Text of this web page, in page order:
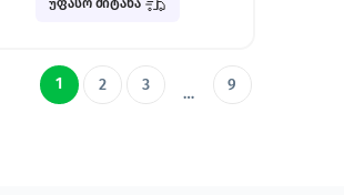
უფასო მიტანა
1 2 3 … 9